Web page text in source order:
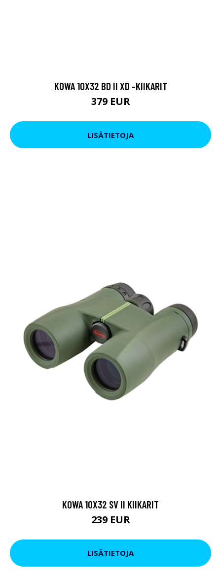
KOWA 10X32 BD II XD -KIIKARIT
379 EUR
LISÄTIETOJA
KOWA 10X32 SV II KIIKARIT
239 EUR
LISÄTIETOJA